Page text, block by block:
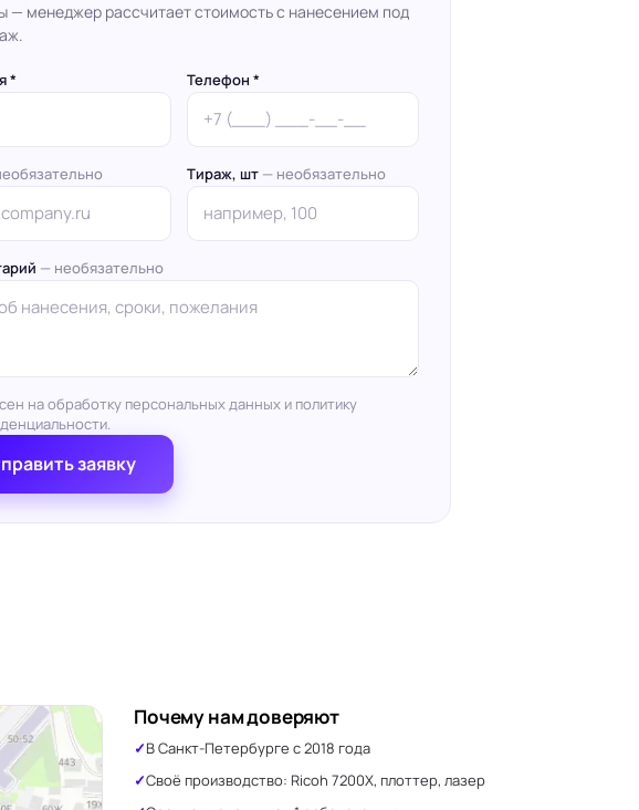
— менеджер рассчитает стоимость с нанесением под
* Телефон *
Тираж, шт — необязательно
— необязательно
на обработку персональных данных и политику
заявку
Почему нам доверяют
В Санкт-Петербурге с 2018 года
Своё производство: Ricoh 7200X, плоттер, лазер